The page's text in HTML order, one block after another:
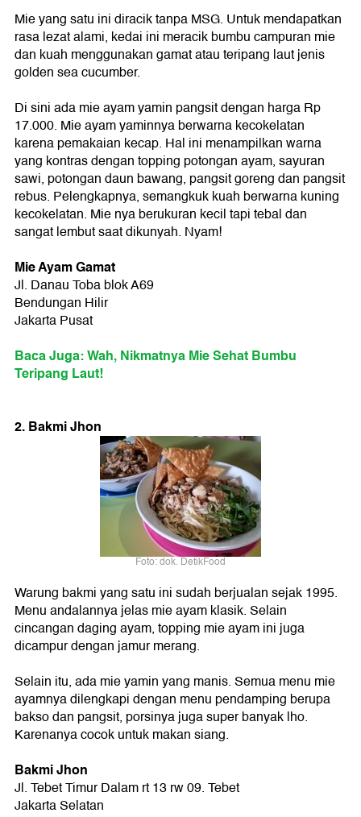
Mie yang satu ini diracik tanpa MSG. Untuk mendapatkan
rasa lezat alami, kedai ini meracik bumbu campuran mie
dan kuah menggunakan gamat atau teripang laut jenis
golden sea cucumber.
Di sini ada mie ayam yamin pangsit dengan harga Rp
17.000. Mie ayam yaminnya berwarna kecokelatan
karena pemakaian kecap. Hal ini menampilkan warna
yang kontras dengan topping potongan ayam, sayuran
sawi, potongan daun bawang, pangsit goreng dan pangsit
rebus. Pelengkapnya, semangkuk kuah berwarna kuning
kecokelatan. Mie nya berukuran kecil tapi tebal dan
sangat lembut saat dikunyah. Nyam!
Mie Ayam Gamat
Jl. Danau Toba blok A69
Bendungan Hilir
Jakarta Pusat
Baca Juga: Wah, Nikmatnya Mie Sehat Bumbu
Teripang Laut!
2. Bakmi Jhon
Foto: dok. DetikFood
Warung bakmi yang satu ini sudah berjualan sejak 1995.
Menu andalannya jelas mie ayam klasik. Selain
cincangan daging ayam, topping mie ayam ini juga
dicampur dengan jamur merang.
Selain itu, ada mie yamin yang manis. Semua menu mie
ayamnya dilengkapi dengan menu pendamping berupa
bakso dan pangsit, porsinya juga super banyak lho.
Karenanya cocok untuk makan siang.
Bakmi Jhon
Jl. Tebet Timur Dalam rt 13 rw 09. Tebet
Jakarta Selatan